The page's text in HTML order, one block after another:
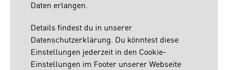
Daten erlangen.
Details findest du in unserer
Datenschutzerklärung. Du könntest diese
Einstellungen jederzeit in den Cookie-
Einstellungen im Footer unserer Webseite